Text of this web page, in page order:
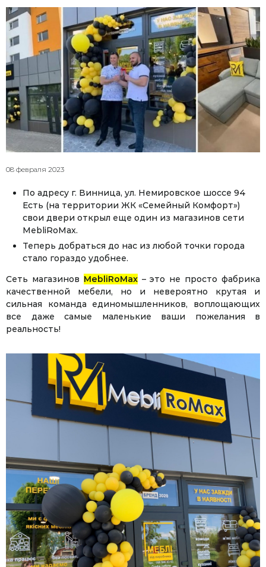
08 февраля 2023
По адресу г. Винница, ул. Немировское шоссе 94
Есть (на территории ЖК «Семейный Комфорт»)
свои двери открыл еще один из магазинов сети
MebliRoMax.
Теперь добраться до нас из любой точки города
стало гораздо удобнее.
Сеть магазинов MebliRoMax– это не просто фабрика
качественной мебели, но и невероятно крутая и
сильная команда единомышленников, воплощающих
все даже самые маленькие ваши пожелания в
реальность!